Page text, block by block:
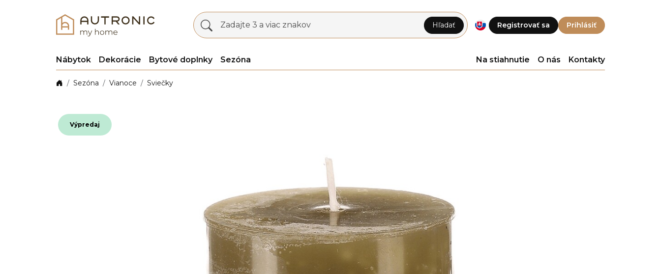
Registrovať sa Prihlásiť
Zadajte 3 a viac znakov Hľadať
Nábytok Dekorácie Bytové doplnky Sezóna Na stiahnutie O nás Kontakty
Sezóna Vianoce Sviečky
Výpredaj